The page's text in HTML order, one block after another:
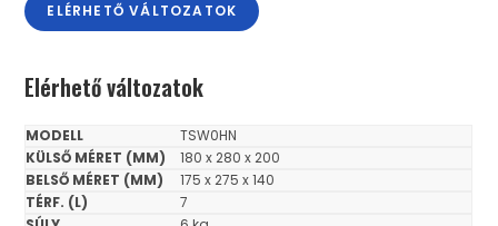
ELÉRHETŐ VÁLTOZATOK
Elérhető változatok
TSW0HN
180 x 280 x 200
175 x 275 x 140
7